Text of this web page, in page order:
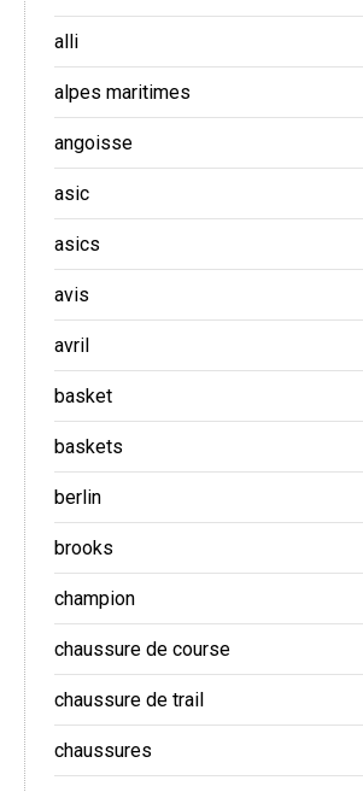
alli
alpes maritimes
angoisse
asic
asics
avis
avril
basket
baskets
berlin
brooks
champion
chaussure de course
chaussure de trail
chaussures